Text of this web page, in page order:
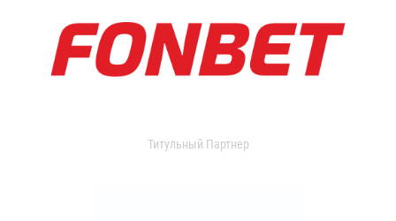
Титульный Партнер